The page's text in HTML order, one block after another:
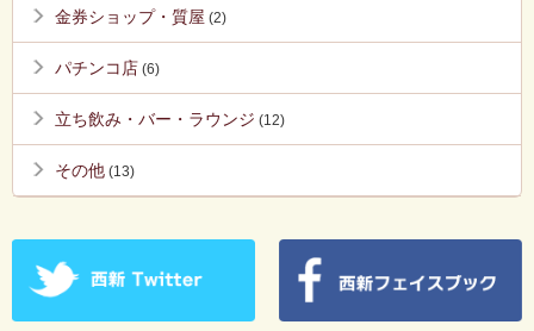
金券ショップ・質屋 (2)
パチンコ店 (6)
立ち飲み・バー・ラウンジ (12)
その他 (13)